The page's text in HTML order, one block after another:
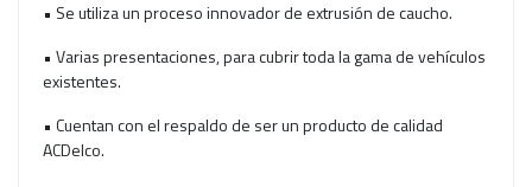
• Se utiliza un proceso innovador de extrusión de caucho.
• Varias presentaciones, para cubrir toda la gama de vehículos
existentes.
• Cuentan con el respaldo de ser un producto de calidad
ACDelco.